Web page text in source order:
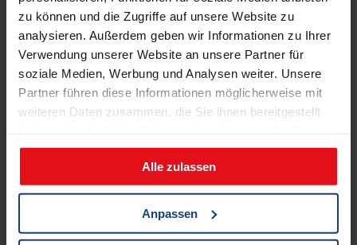
zu können und die Zugriffe auf unsere Website zu
analysieren. Außerdem geben wir Informationen zu Ihrer
Verwendung unserer Website an unsere Partner für
soziale Medien, Werbung und Analysen weiter. Unsere
Partner führen diese Informationen möglicherweise mit
weiteren Daten zusammen, die Sie ihnen bereitgestellt
gesammelt haben.
Alle zulassen
Anpassen
8.00 – 12.00 Uhr
(jeden 2. Samstag, ab 11.04.2026)
Zahlungsmöglichkeiten
Versandkosten & Lieferbedingungen
Widerrufsbelehrung